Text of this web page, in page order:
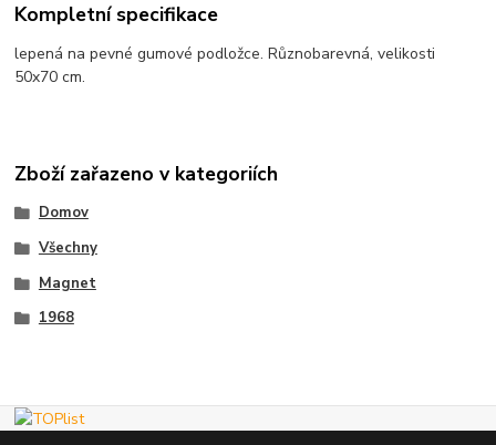
Kompletní specifikace
lepená na pevné gumové podložce. Různobarevná, velikosti
50x70 cm.
Zboží zařazeno v kategoriích
Domov
Všechny
Magnet
1968